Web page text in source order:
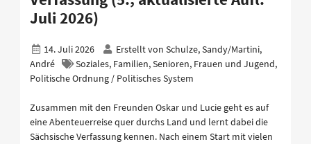
Juli 2026)
14. Juli 2026 Erstellt von Schulze, Sandy/Martini,
André
Soziales, Familien, Senioren, Frauen und Jugend,
Politische Ordnung / Politisches System
Zusammen mit den Freunden Oskar und Lucie geht es auf
eine Abenteuerreise quer durchs Land und lernt dabei die
Sächsische Verfassung kennen. Nach einem Start mit vielen